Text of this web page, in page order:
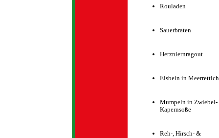
Rouladen
Sauerbraten
Herzniernragout
Eisbein in Meerrettich
Mumpeln in Zwiebel-
Kapernsoße
Reh-, Hirsch- &